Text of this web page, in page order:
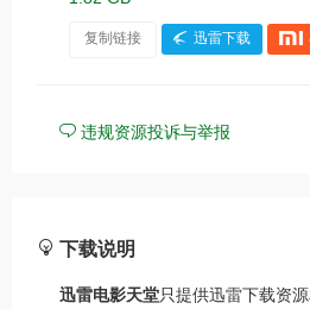
复制链接 迅雷下载
违规资源投诉与举报
下载说明
迅雷电影天堂只提供迅雷下载资